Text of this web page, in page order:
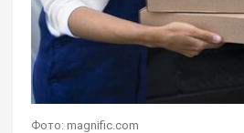
Фото: magnific.com